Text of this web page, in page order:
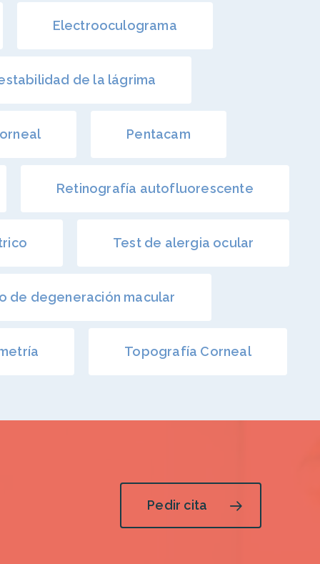
Electrooculograma
de la lágrima
Pentacam
Retinografía autofluorescente
Test de alergia ocular
de degeneración macular
Topografía Corneal
Pedir cita